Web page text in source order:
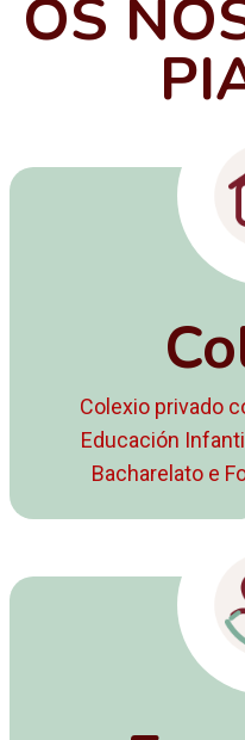
OS
Colexio privado
Educación
Bacharelato e